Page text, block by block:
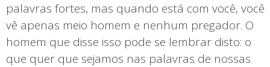
palavras fortes, mas quando está com você, você
vê apenas meio homem e nenhum pregador. O
homem que disse isso pode se lembrar disto: o
que quer que sejamos nas palavras de nossas